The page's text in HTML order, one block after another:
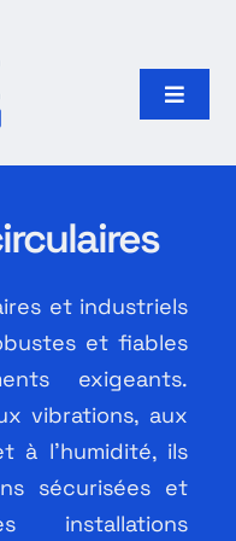
Toggle
et industriels
et fiables
exigeants.
vibrations, aux
à l’humidité, ils
sécurisées et
installations